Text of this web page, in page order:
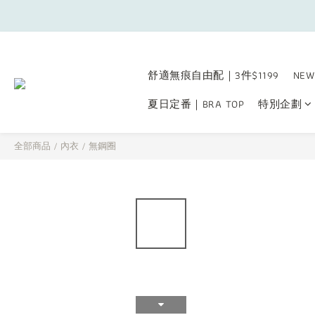
舒適無痕自由配｜3件$1199
夏日定番｜BRA TOP
特別企劃
全部商品 / 內衣 / 無鋼圈